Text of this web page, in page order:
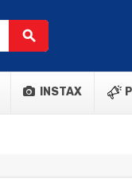
search
INSTAX